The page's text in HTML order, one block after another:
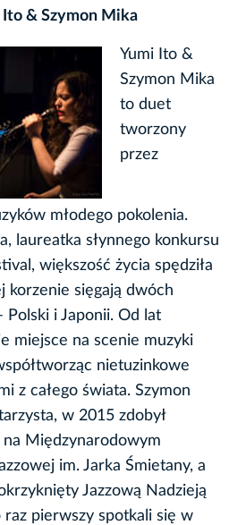
Ito & Szymon Mika
Yumi Ito &
Szymon Mika
to duet
tworzony
przez
młodego pokolenia.
laureatka słynnego konkursu
większość życia spędziła
korzenie sięgają dwóch
Polski i Japonii. Od lat
miejsce na scenie muzyki
nietuzinkowe
z całego świata. Szymon
w 2015 zdobył
na Międzynarodowym
im. Jarka Śmietany, a
Jazzową Nadzieją
raz pierwszy spotkali się w